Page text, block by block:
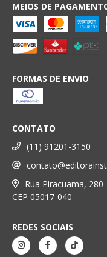
MEIOS DE
FORMAS DE ENVIO
CONTATO
(11) 91201-3150
Rua Piracuama, 280
CEP 05017-040
REDES SOCIAIS